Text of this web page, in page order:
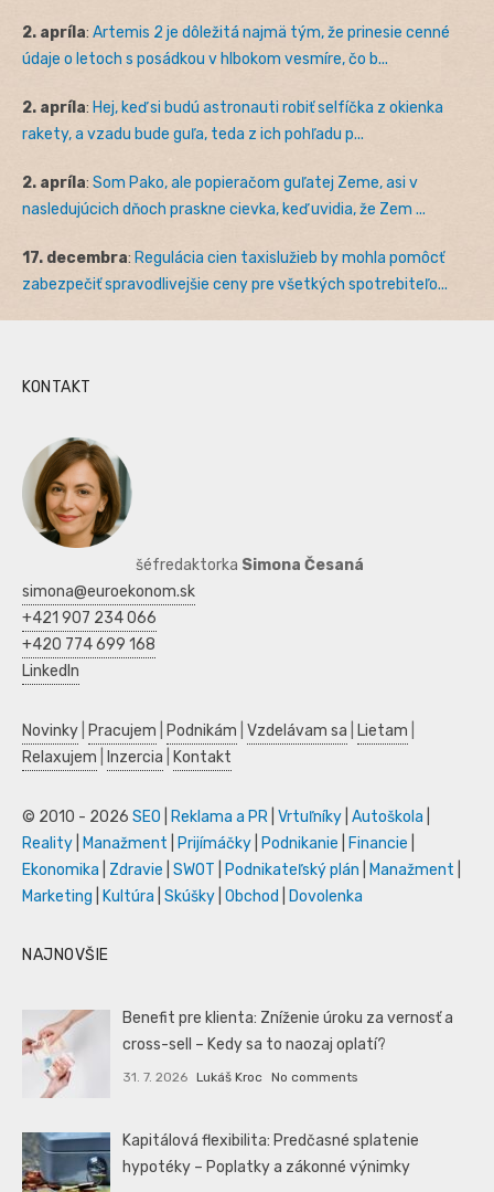
2. apríla: Artemis 2 je dôležitá najmä tým, že prinesie cenné
údaje o letoch s posádkou v hlbokom vesmíre, čo b...
2. apríla: Hej, keď si budú astronauti robiť selfíčka z okienka
rakety, a vzadu bude guľa, teda z ich pohľadu p...
2. apríla: Som Pako, ale popieračom guľatej Zeme, asi v
nasledujúcich dňoch praskne cievka, keď uvidia, že Zem ...
17. decembra: Regulácia cien taxislužieb by mohla pomôcť
zabezpečiť spravodlivejšie ceny pre všetkých spotrebiteľo...
KONTAKT
šéfredaktorka Simona Česaná
simona@euroekonom.sk
+421 907 234 066
+420 774 699 168
LinkedIn
Novinky Pracujem Podnikám Vzdelávam sa Lietam
Relaxujem
Inzercia Kontakt
© 2010 - 2026 SEO Reklama a PR Vrtuľníky Autoškola
Reality
Manažment Prijímáčky Podnikanie Financie
Ekonomika
Zdravie SWOT Podnikateľský plán Manažment
Marketing
Kultúra Skúšky Obchod Dovolenka
NAJNOVŠIE
Benefit pre klienta: Zníženie úroku za vernosť a
cross-sell – Kedy sa to naozaj oplatí?
31. 7. 2026 Lukáš Kroc No comments
Kapitálová flexibilita: Predčasné splatenie
hypotéky – Poplatky a zákonné výnimky